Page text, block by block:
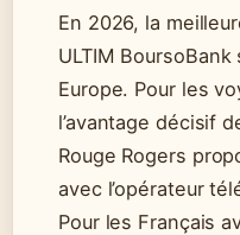
En 2026, la
ULTIM
Europe. Pour les
l’avantage décisif
Rouge Rogers
avec l’opérateur
Pour les Français